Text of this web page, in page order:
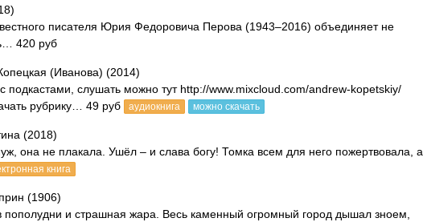
писателя Юрия Федоровича Перова (1943–2016) объединяет не
420 руб
(Иванова) (2014)
подкастами, слушать можно тут http://www.mixcloud.com/andrew-kopetskiy/
рубрику… 49 руб
аудиокнига можно скачать
(2018)
она не плакала. Ушёл – и слава богу! Томка всем для него пожертвовала, а
книга
(1906)
пополудни и страшная жара. Весь каменный огромный город дышал зноем,